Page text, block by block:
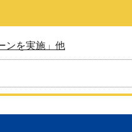
ンを実施」他